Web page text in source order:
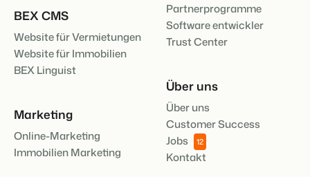
BEX CMS
Website für Vermietungen
Website für Immobilien
BEX Linguist
Marketing
Online-Marketing
Immobilien Marketing
Partnerprogramme
Software entwickler
Trust Center
Über uns
Über uns
Customer Success
Jobs
12
Kontakt